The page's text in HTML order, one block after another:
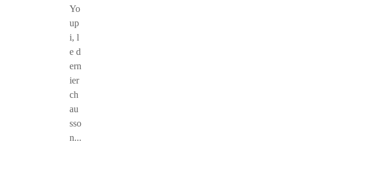
Yo
up
i, l
e d
ern
ier
ch
au
sso
n...